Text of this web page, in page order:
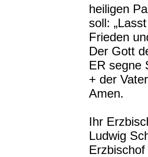
heiligen
soll:
Frieden
Der Gott
ER segne
+ der
Amen.
Ihr
Ludwig